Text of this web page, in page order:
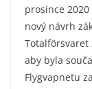
prosince
nový návrh
Totalförsvaret
aby byla
Flygvapnetu